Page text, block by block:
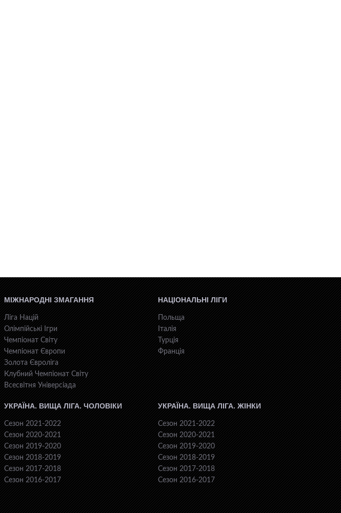
МІЖНАРОДНІ ЗМАГАННЯ
Ліга Націй
Олімпійські Ігри
Чемпіонат Світу
Чемпіонат Європи
Золота Євроліга
Клубний Чемпіонат Світу
Всесвiтня Унiверсiaда
НАЦІОНАЛЬНІ ЛІГИ
Польща
Італія
Турція
Франція
УКРАЇНА. ВИЩА ЛІГА. ЧОЛОВІКИ
Сезон 2021-2022
Сезон 2020-2021
Сезон 2019-2020
Сезон 2018-2019
Сезон 2017-2018
Сезон 2016-2017
УКРАЇНА. ВИЩА ЛІГА. ЖІНКИ
Сезон 2021-2022
Сезон 2020-2021
Сезон 2019-2020
Сезон 2018-2019
Сезон 2017-2018
Сезон 2016-2017